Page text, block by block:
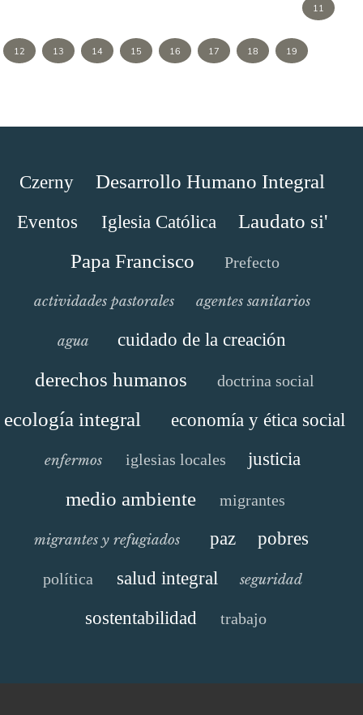
11
12 13 14 15 16 17 18 19
Czerny Desarrollo Humano Integral
Eventos Iglesia Católica
Laudato si'
Papa Francisco
Prefecto
actividades pastorales agentes sanitarios
agua cuidado de la creación
derechos humanos doctrina social
ecología integral economía y ética social
enfermos iglesias locales justicia
medio ambiente migrantes
migrantes y refugiados paz pobres
política salud integral seguridad
sostentabilidad trabajo